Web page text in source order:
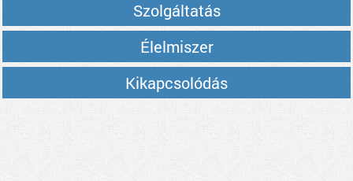
Szolgáltatás
Élelmiszer
Kikapcsolódás